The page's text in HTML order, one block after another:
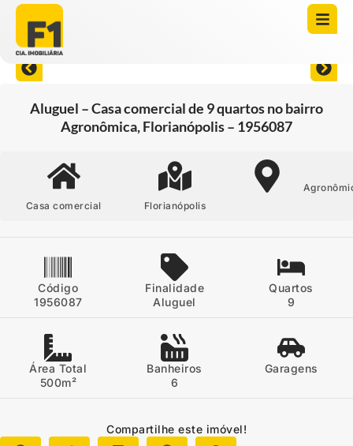
Aluguel – Casa comercial de 9 quartos no bairro
Agronômica, Florianópolis – 1956087
Casa comercial Florianópolis
Código
1956087
Finalidade
Aluguel
Quartos
9
Área Total
500m²
Banheiros
6
Garagens
Compartilhe este imóvel!